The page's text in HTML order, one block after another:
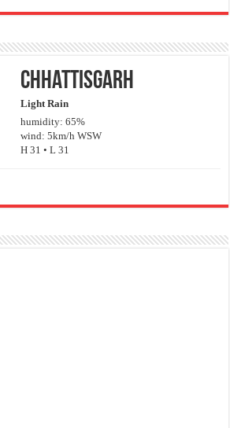
Chhattisgarh
Light Rain
humidity: 65%
wind: 5km/h WSW
H 31 • L 31